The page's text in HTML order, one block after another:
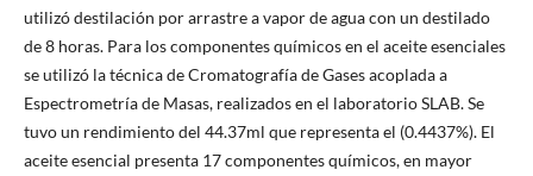
utilizó destilación por arrastre a vapor de agua con un destilado
de 8 horas. Para los componentes químicos en el aceite esenciales
se utilizó la técnica de Cromatografía de Gases acoplada a
Espectrometría de Masas, realizados en el laboratorio SLAB. Se
tuvo un rendimiento del 44.37ml que representa el (0.4437%). El
aceite esencial presenta 17 componentes químicos, en mayor